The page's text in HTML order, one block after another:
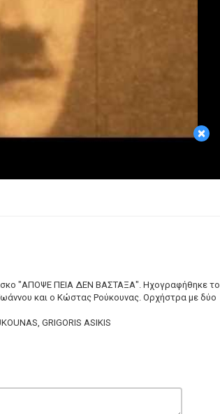
×
"ΑΠΟΨΕ ΠΕΙΑ ΔΕΝ ΒΑΣΤΑΞΑ". Ηχογραφήθηκε το
και ο Κώστας Ρούκουνας. Ορχήστρα με δύο
GRIGORIS ASIKIS